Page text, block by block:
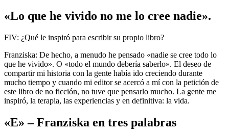
«Lo que he vivido no me lo cree nadie».
FIV: ¿Qué le inspiró para escribir su propio libro?
Franziska: De hecho, a menudo he pensado «nadie se cree todo lo
que he vivido». O «todo el mundo debería saberlo». El deseo de
compartir mi historia con la gente había ido creciendo durante
mucho tiempo y cuando mi editor se acercó a mí con la petición de
este libro de no ficción, no tuve que pensarlo mucho. La gente me
inspiró, la terapia, las experiencias y en definitiva: la vida.
«E» – Franziska en tres palabras